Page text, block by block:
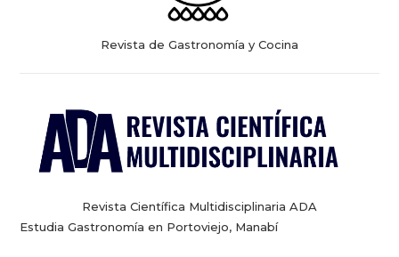
Revista de Gastronomía y Cocina
Revista Científica Multidisciplinaria ADA
Estudia Gastronomía en Portoviejo, Manabí